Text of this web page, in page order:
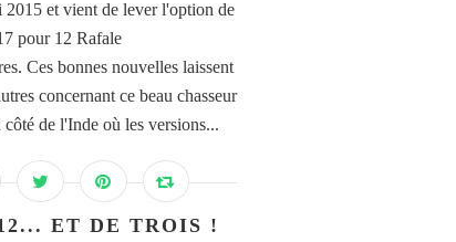
2015 et vient de lever l'option de
pour 12 Rafale
Ces bonnes nouvelles laissent
concernant ce beau chasseur
côté de l'Inde où les versions...
ET DE TROIS !